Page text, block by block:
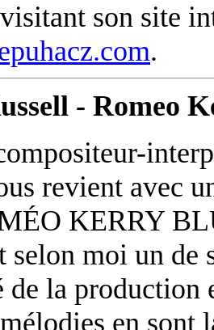
son site
.
- Romeo
revient avec
KERRY
selon moi un de
de la production
en sont